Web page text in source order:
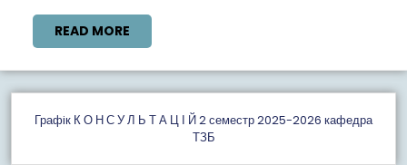
READ MORE
MORE
Графiк К О Н С У Л Ь Т А Ц І Й 2 семестр 2025-2026 кафедра
ТЗБ